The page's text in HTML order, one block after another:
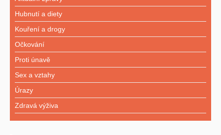
Hubnutí a diety
Kouření a drogy
Očkování
Proti únavě
Sex a vztahy
Úrazy
Zdravá výživa